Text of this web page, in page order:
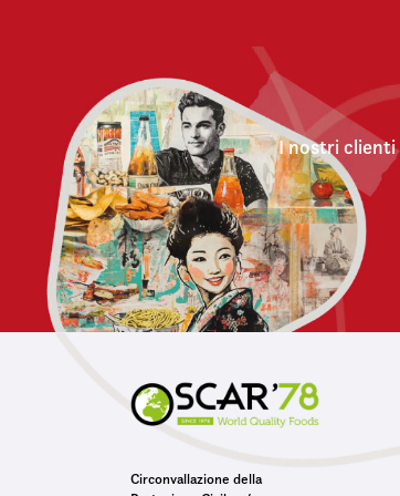
I nostri clienti
Circonvallazione della